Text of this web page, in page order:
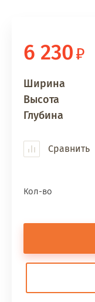
6 230
Ширина
Высота
Глубина
Сравнить
Кол-во